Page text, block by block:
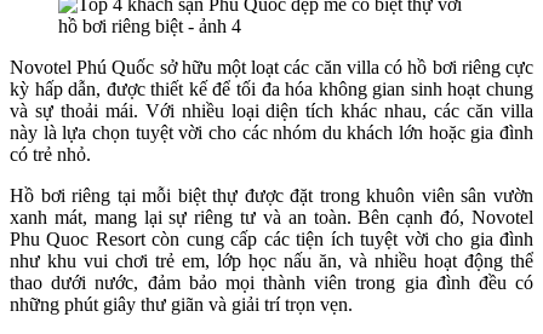
Novotel Phú Quốc sở hữu một loạt các căn villa có hồ bơi riêng cực
kỳ hấp dẫn, được thiết kế để tối đa hóa không gian sinh hoạt chung
và sự thoải mái. Với nhiều loại diện tích khác nhau, các căn villa
này là lựa chọn tuyệt vời cho các nhóm du khách lớn hoặc gia đình
có trẻ nhỏ.
Hồ bơi riêng tại mỗi biệt thự được đặt trong khuôn viên sân vườn
xanh mát, mang lại sự riêng tư và an toàn. Bên cạnh đó, Novotel
Phu Quoc Resort còn cung cấp các tiện ích tuyệt vời cho gia đình
như khu vui chơi trẻ em, lớp học nấu ăn, và nhiều hoạt động thể
thao dưới nước, đảm bảo mọi thành viên trong gia đình đều có
những phút giây thư giãn và giải trí trọn vẹn.